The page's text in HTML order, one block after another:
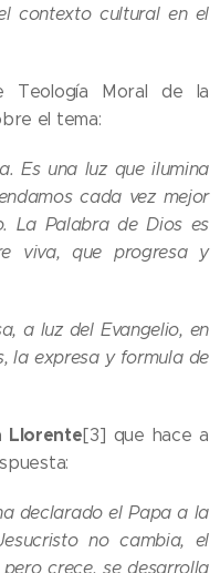
contexto cultural en el
Teología Moral de la
el tema:
Es una luz que ilumina
cada vez mejor
La Palabra de Dios es
viva, que progresa y
a luz del Evangelio, en
la expresa y formula de
Llorente[3] que hace a
declarado el Papa a la
no cambia, el
crece, se desarrolla